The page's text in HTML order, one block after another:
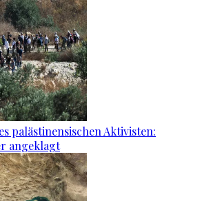
palästinensischen Aktivisten:
angeklagt